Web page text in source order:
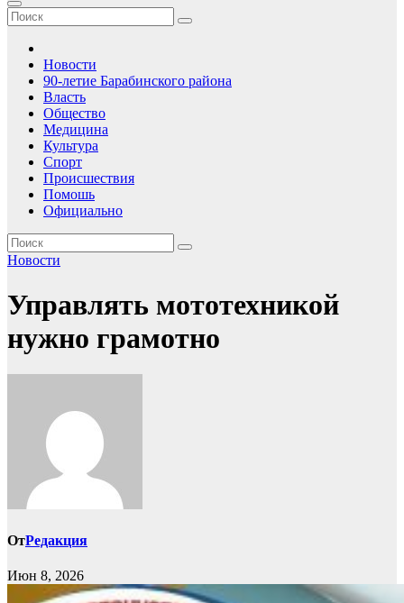
Новости
90-летие Барабинского района
Власть
Общество
Медицина
Культура
Спорт
Происшествия
Помошь
Официально
Новости
Управлять мототехникой
нужно грамотно
ОтРедакция
Июн 8, 2026